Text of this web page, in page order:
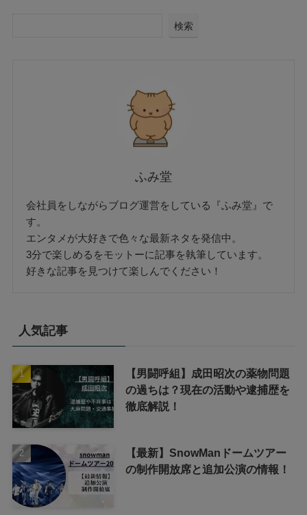
検索
ふみ堂
会社員をしながらブログ運営をしている『ふみ堂』で
す。
エンタメが大好きで色々な最新ネタを発信中。
3分で楽しめるをモットーに記事を執筆しています。
好きな記事を見つけて楽しんでください！
人気記事
【男闘呼組】成田昭次の薬物問題
の過ちは？現在の活動や逮捕歴を
徹底解説！
【最新】SnowManドームツアー
の制作開放席と追加公演の情報！